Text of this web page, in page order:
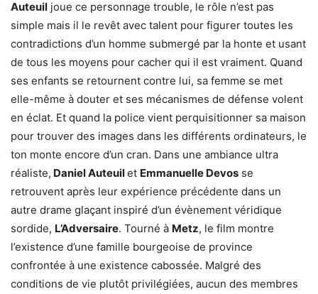
Auteuil joue ce personnage trouble, le rôle n’est pas
simple mais il le revêt avec talent pour figurer toutes les
contradictions d’un homme submergé par la honte et usant
de tous les moyens pour cacher qui il est vraiment. Quand
ses enfants se retournent contre lui, sa femme se met
elle-même à douter et ses mécanismes de défense volent
en éclat. Et quand la police vient perquisitionner sa maison
pour trouver des images dans les différents ordinateurs, le
ton monte encore d’un cran. Dans une ambiance ultra
réaliste, Daniel Auteuilet Emmanuelle Devos se
retrouvent après leur expérience précédente dans un
autre drame glaçant inspiré d’un évènement véridique
sordide, L’Adversaire. Tourné à Metz, le film montre
l’existence d’une famille bourgeoise de province
confrontée à une existence cabossée. Malgré des
conditions de vie plutôt privilégiées, aucun des membres